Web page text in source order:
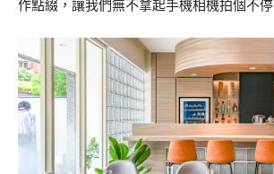
作點綴，讓我們無不拿起手機相機拍個不停